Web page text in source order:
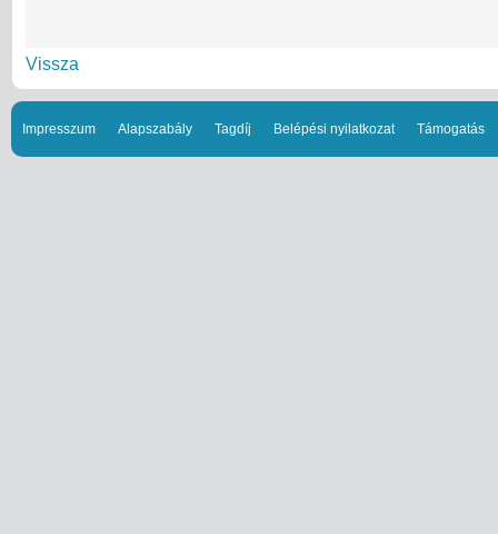
Vissza
Impresszum Alapszabály Tagdíj Belépési nyilatkozat Támogatás